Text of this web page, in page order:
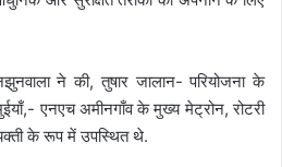
ने की, तुषार जालान- परियोजना के
एनएच अमीनगाँव के मुख्य मेट्रोन, रोटरी
के रूप में उपस्थित थे.